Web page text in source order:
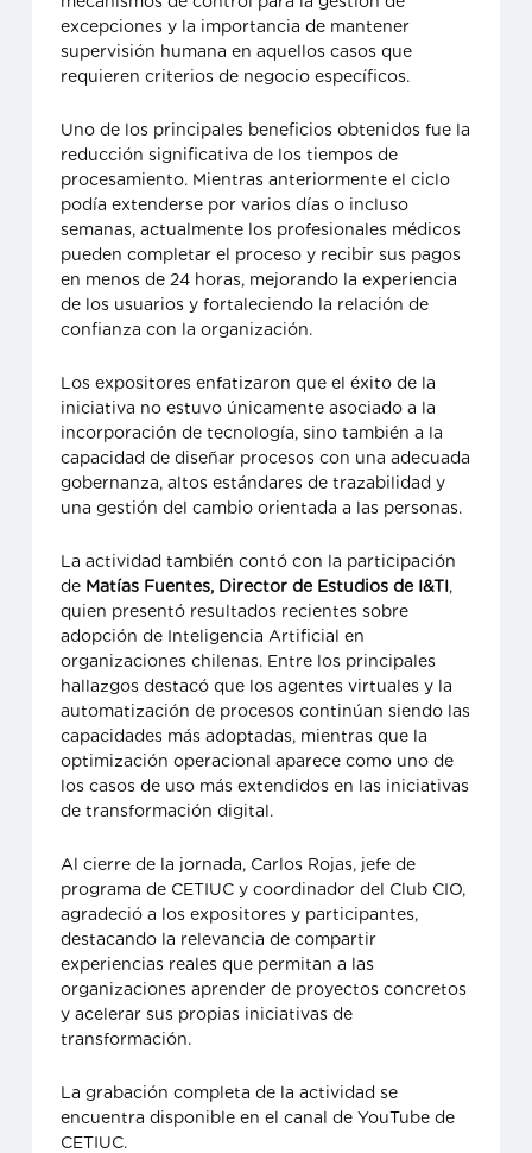
excepciones y la importancia de mantener
supervisión humana en aquellos casos que
requieren criterios de negocio específicos.
Uno de los principales beneficios obtenidos fue la
reducción significativa de los tiempos de
procesamiento. Mientras anteriormente el ciclo
podía extenderse por varios días o incluso
semanas, actualmente los profesionales médicos
pueden completar el proceso y recibir sus pagos
en menos de 24 horas, mejorando la experiencia
de los usuarios y fortaleciendo la relación de
confianza con la organización.
Los expositores enfatizaron que el éxito de la
iniciativa no estuvo únicamente asociado a la
incorporación de tecnología, sino también a la
capacidad de diseñar procesos con una adecuada
gobernanza, altos estándares de trazabilidad y
una gestión del cambio orientada a las personas.
La actividad también contó con la participación
de Matías Fuentes, Director de Estudios de I&TI,
quien presentó resultados recientes sobre
adopción de Inteligencia Artificial en
organizaciones chilenas. Entre los principales
hallazgos destacó que los agentes virtuales y la
automatización de procesos continúan siendo las
capacidades más adoptadas, mientras que la
optimización operacional aparece como uno de
los casos de uso más extendidos en las iniciativas
de transformación digital.
Al cierre de la jornada, Carlos Rojas, jefe de
programa de CETIUC y coordinador del Club CIO,
agradeció a los expositores y participantes,
destacando la relevancia de compartir
experiencias reales que permitan a las
organizaciones aprender de proyectos concretos
y acelerar sus propias iniciativas de
transformación.
La grabación completa de la actividad se
encuentra disponible en el canal de YouTube de
CETIUC.